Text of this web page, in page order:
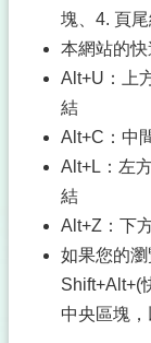
塊、4. 頁
本網站的快
Alt+U：上
結
Alt+C：中
Alt+L：左
結
Alt+Z：下
如果您的
Shift+Alt+(
中央區塊，